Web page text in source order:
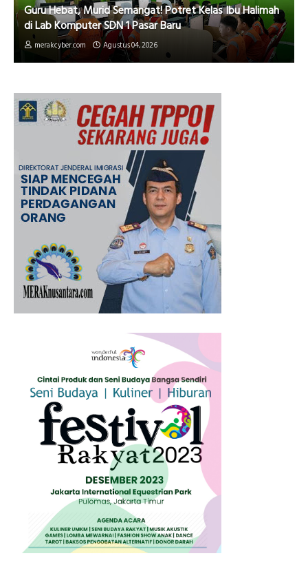
Guru Hebat, Murid Semangat! Potret Kelas Ibu Halimah
di Lab Komputer SDN 1 Pasar Baru
merakcyber.com Agustus 04, 2026